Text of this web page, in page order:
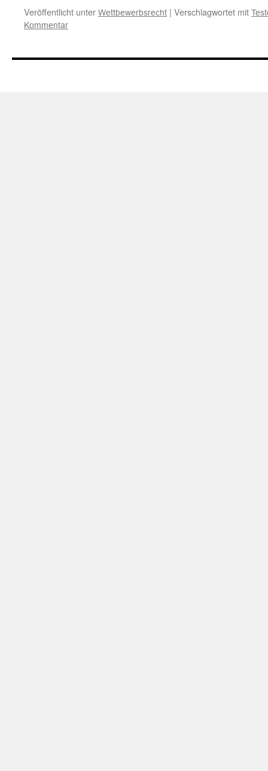
Veröffentlicht unter Wettbewerbsrecht | Verschlagwortet mit
Kommentar